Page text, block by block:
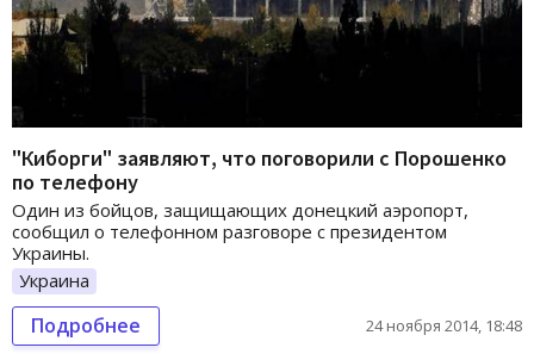
"Киборги" заявляют, что поговорили с Порошенко
по телефону
Один из бойцов, защищающих донецкий аэропорт,
сообщил о телефонном разговоре с президентом
Украины.
Украина
Подробнее 24 ноября 2014, 18:48